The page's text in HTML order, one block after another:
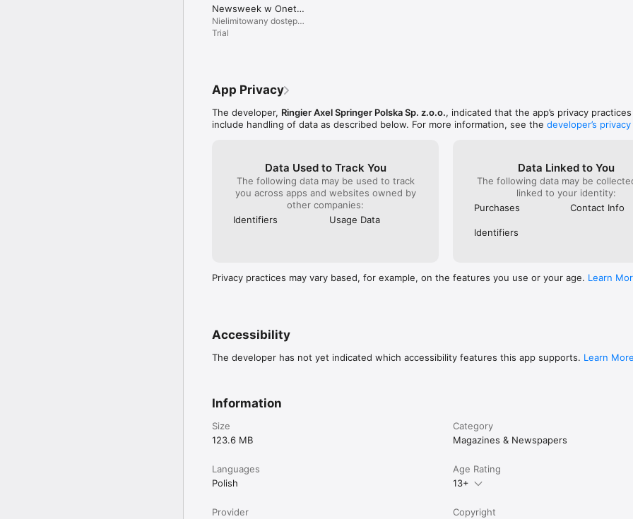
Newsweek w Onet
Premium
Nielimitowany dostęp
do treści i brak reklam.
Trial
App Privacy
The developer, Ringier Axel Springer Polska Sp. z.o.o., indicated that the app’s privacy
include handling of data as described below. For more information, see the developer’s
Data Used to Track You
The following data may be used to track
you across apps and websites owned by
other companies:
Identifiers
Usage Data
Data Linked to You
The following data may be
linked to your identity:
Purchases
Contact Info
Identifiers
Privacy practices may vary based, for example, on the features you use or your age. Learn
Accessibility
The developer has not yet indicated which accessibility features this app supports. Learn More
Information
Size
123.6 MB
Category
Magazines & Newspapers
Languages
Polish
Age Rating
13+
Provider
Copyright